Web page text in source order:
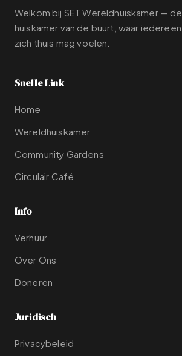
Welkom bij SET Wereldhuiskamer — de
huiskamer van de buurt, waar iedereen
zich thuis mag voelen.
Snelle Link
Home
Wereldhuiskamer
Community Gardens
Circulair Café
Info
Verhuur
Over Ons
Doneren
Juridisch
Privacybeleid